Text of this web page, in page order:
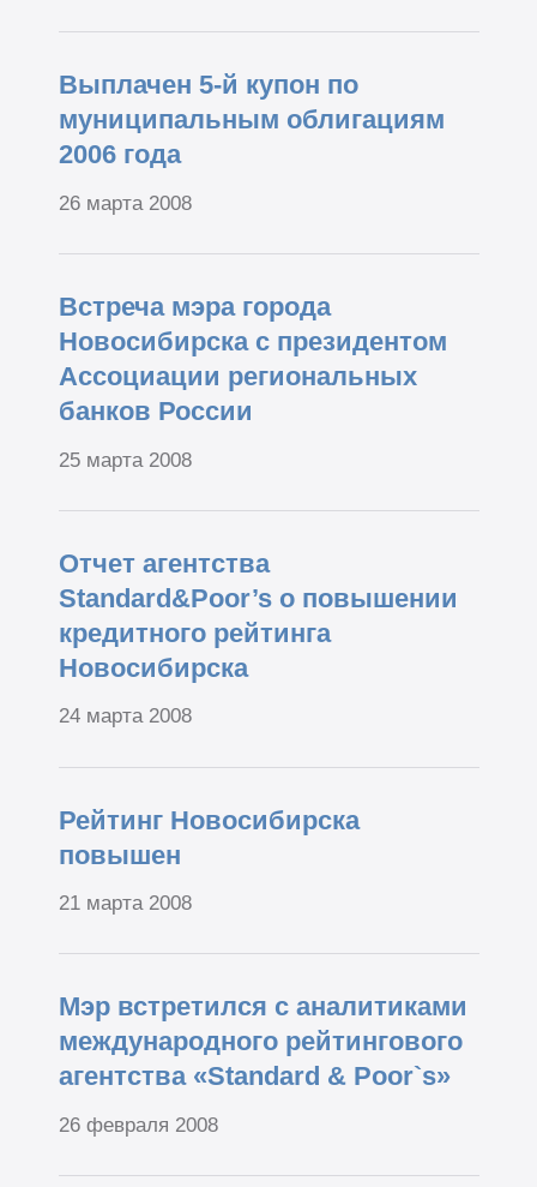
Выплачен 5-й купон по
муниципальным облигациям
2006 года
26 марта 2008
Встреча мэра города
Новосибирска с президентом
Ассоциации региональных
банков России
25 марта 2008
Отчет агентства
Standard&Poor’s о повышении
кредитного рейтинга
Новосибирска
24 марта 2008
Рейтинг Новосибирска
повышен
21 марта 2008
Мэр встретился с аналитиками
международного рейтингового
агентства «Standard & Poor`s»
26 февраля 2008